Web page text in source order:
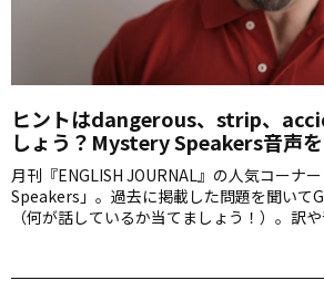
ヒントはdangerous、strip、
しょう？Mystery Speakers音声
月刊『ENGLISH JOURNAL』の人気コーナ
Speakers」。過去に掲載した問題を聞いて
（何が話しているか当てましょう！）。訳